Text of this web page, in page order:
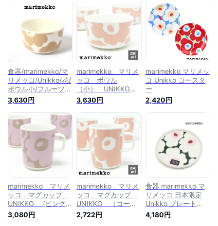
食器/marimekko/マ
リメッコ/Unikko/花/
ボウル小/フルーツボ
ウル/小鉢/品番：
52209470400
3,630円
marimekko マリメ
ッコ ボウル
（小） UNIKKO
No.130(71)（コーラ
ルピンク）
3,630円
marimekko マリメッ
コ Unikko コースタ
ー
2,420円
marimekko マリメ
ッコ マグカップ
UNIKKO (ピンク×
ベージュ)
No.831(71) 【日本
3,080円
marimekko マリメ
ッコ マグカップ
UNIKKO （コーラ
ルピンク）
No.130(71)【日本限
2,722円
食器 marimekko マ
リメッコ 日本限定
Unikko プレート
13.5cm 品
番:52259473807
4,180円